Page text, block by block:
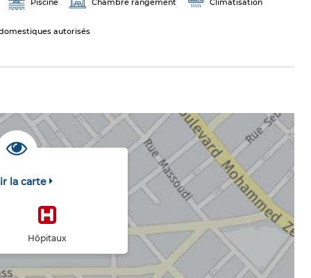
Piscine Chambre rangement Climatisation
autorisés
la carte
Hôpitaux